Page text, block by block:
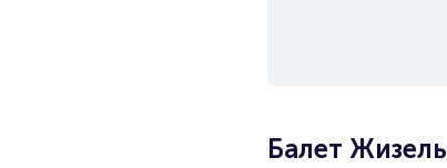
Балет Жизель